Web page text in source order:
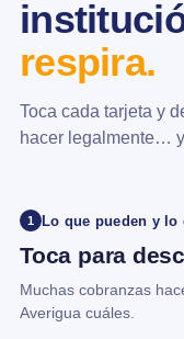
respira.
Toca cada tarjeta y
hacer legalmente…
1 Lo que pueden y lo
Toca para
Muchas cobranzas
Averigua cuáles.